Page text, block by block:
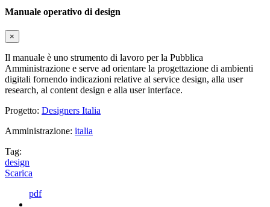
Manuale operativo di design
×
Il manuale è uno strumento di lavoro per la Pubblica
Amministrazione e serve ad orientare la progettazione di ambienti
digitali fornendo indicazioni relative al service design, alla user
research, al content design e alla user interface.
Progetto: Designers Italia
Amministrazione: italia
Tag:
design
Scarica
pdf